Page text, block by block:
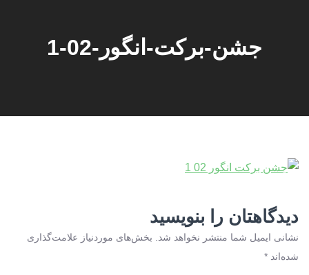
جشن-برکت-انگور-02-1
دیدگاهتان را بنویسید
نشانی ایمیل شما منتشر نخواهد شد.
بخش‌های موردنیاز علامت‌گذاری
شده‌اند *